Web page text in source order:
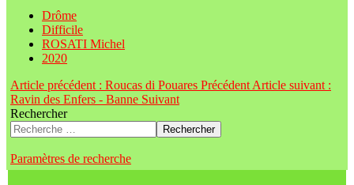
Drôme
Difficile
ROSATI Michel
2020
Article précédent : Roucas di Pouares Précédent Article suivant :
Ravin des Enfers - Banne Suivant
Rechercher
Rechercher
Paramètres de recherche